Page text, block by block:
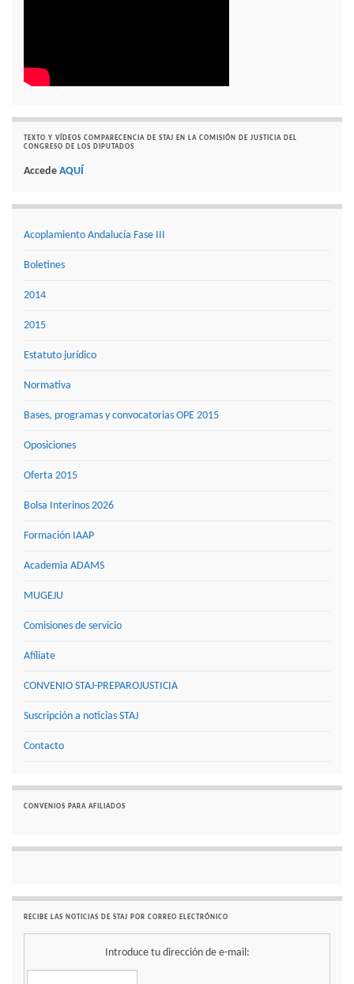
TEXTO Y VÍDEOS COMPARECENCIA DE STAJ EN LA COMISIÓN DE JUSTICIA DEL
CONGRESO DE LOS DIPUTADOS
Accede AQUÍ
Acoplamiento Andalucía Fase III
Boletines
2014
2015
Estatuto jurídico
Normativa
Bases, programas y convocatorias OPE 2015
Oposiciones
Oferta 2015
Bolsa Interinos 2026
Formación IAAP
Academia ADAMS
MUGEJU
Comisiones de servicio
Afíliate
CONVENIO STAJ-PREPAROJUSTICIA
Suscripción a noticias STAJ
Contacto
CONVENIOS PARA AFILIADOS
RECIBE LAS NOTICIAS DE STAJ POR CORREO ELECTRÓNICO
Introduce tu dirección de e-mail: